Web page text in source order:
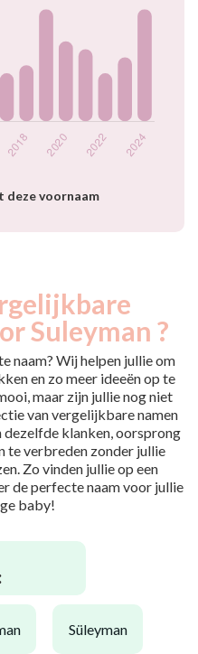
deze voornaam
Suleyman ?
naam? Wij helpen jullie om
en zo meer ideeën op te
maar zijn jullie nog niet
van vergelijkbare namen
dezelfde klanken, oorsprong
te verbreden zonder jullie
Zo vinden jullie op een
de perfecte naam voor jullie
baby!
süleyman